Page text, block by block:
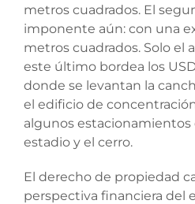
metros cuadrados. El
imponente aún: con una
metros cuadrados. Solo el
este último bordea los
donde se levantan la
el edificio de
algunos estacionamientos
estadio y el cerro.
El derecho de propiedad
perspectiva financiera del